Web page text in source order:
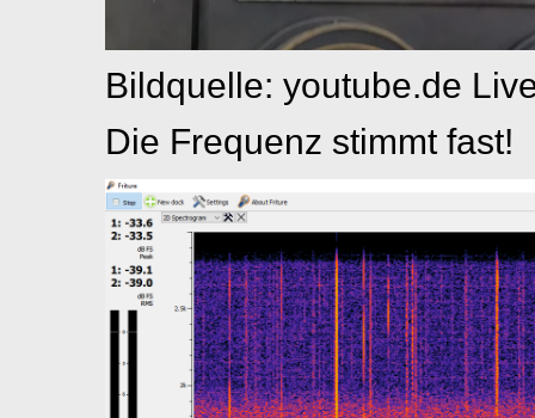
Bildquelle: youtube.de
Die Frequenz stimmt fast!